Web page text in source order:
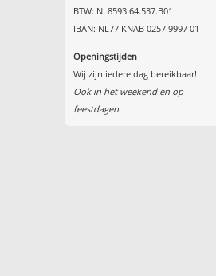
BTW: NL8593.64.537.B01
IBAN: NL77 KNAB 0257 9997 01
Openingstijden
Wij zijn iedere dag bereikbaar!
Ook in het weekend en op
feestdagen